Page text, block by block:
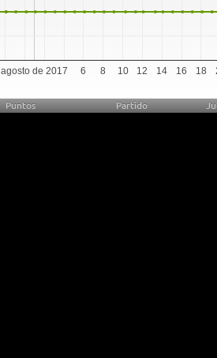
agosto de 2017 6 8 10 12 14 16 18
Puntos Partido